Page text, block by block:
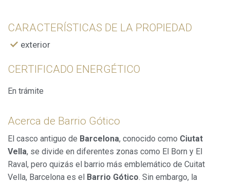
CARACTERÍSTICAS DE LA PROPIEDAD
exterior
CERTIFICADO ENERGÉTICO
En trámite
Acerca de Barrio Gótico
El casco antiguo de Barcelona, conocido como Ciutat
Vella, se divide en diferentes zonas como El Born y El
Raval, pero quizás el barrio más emblemático de Cuitat
Vella, Barcelona es el Barrio Gótico. Sin embargo, la
Permiten realizar el seguimiento y análisis del
comportamiento de los usuarios de este sitio web. La
utiliza en la medición de la actividad de la web para la
el fin de introducir mejoras en función del análisis de los
datos de uso que hacen los usuarios del servicio. Permiten
mejorar la calidad de nuestros servicios y para ofrecer una
mejor experiencia a través de productos recomendados.
Marketing y publicidad
Estas cookies son utilizadas para almacenar información
sobre las preferencias y elecciones personales del usuario
a través de la observación continuada de sus hábitos de
navegación. Gracias a ellas, podemos conocer los hábitos
de navegación en el sitio web y mostrar publicidad
relacionada con el perfil de navegación del usuario.